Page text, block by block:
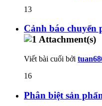
13
Cảnh báo chuyển
Viết bài cuối bởi
16
Phân biệt sản